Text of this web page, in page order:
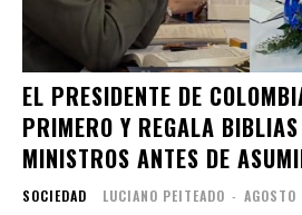
EL PRESIDENTE DE
PRIMERO Y REGALA
MINISTROS ANTES DE
SOCIEDAD LUCIANO PEITEADO -